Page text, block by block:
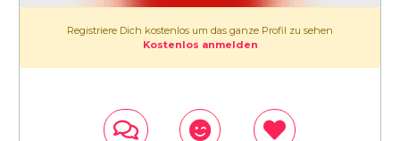
Registriere Dich kostenlos um das ganze Profil zu sehen
Kostenlos anmelden